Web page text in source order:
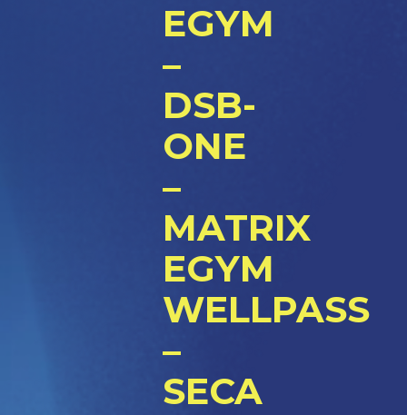
EGYM
–
DSB-
ONE
–
MATRIX
EGYM
WELLPASS
–
SECA